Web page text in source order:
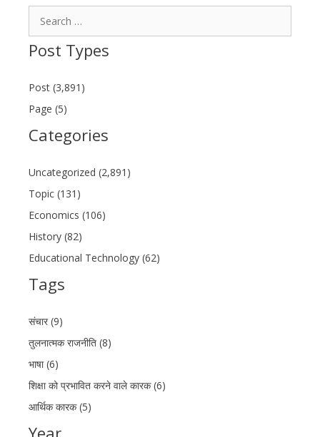
Post Types
Post (3,891)
Page (5)
Categories
Uncategorized (2,891)
Topic (131)
Economics (106)
History (82)
Educational Technology (62)
Tags
संचार (9)
तुलनात्मक राजनीति (8)
भाषा (6)
शिक्षा को प्रभावित करने वाले कारक (6)
आर्थिक कारक (5)
Year